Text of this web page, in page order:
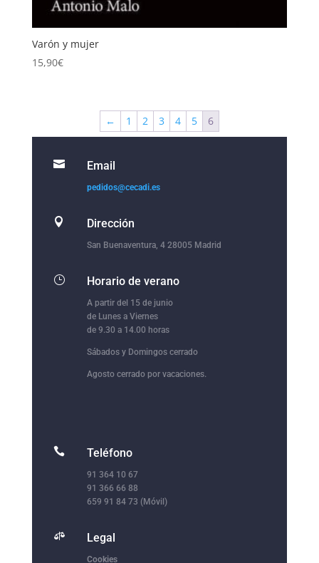
Varón y mujer
15,90€
← 1 2 3 4 5 6
 Email
pedidos@cecadi.es
 Dirección
San Buenaventura, 4 28005 Madrid
} Horario de verano
A partir del 15 de junio
de Lunes a Viernes
de 9.30 a 14.00 horas
Sábados y Domingos cerrado
Agosto cerrado por vacaciones.
 Teléfono
91 364 10 67
91 366 66 88
659 91 84 73 (Móvil)
 Legal
Cookies